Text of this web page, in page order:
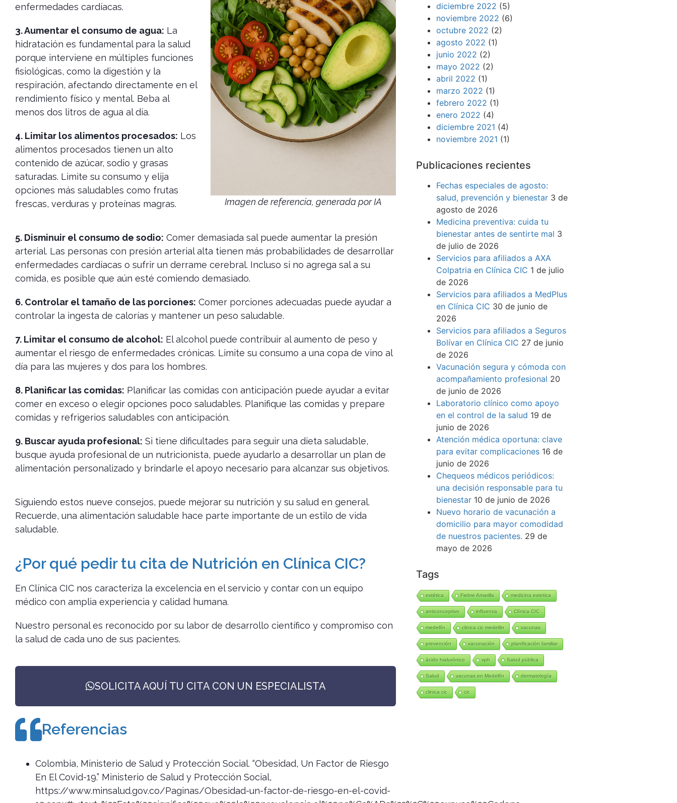
enfermedades cardíacas.
3. Aumentar el consumo de agua: La
hidratación es fundamental para la salud
porque interviene en múltiples funciones
fisiológicas, como la digestión y la
respiración, afectando directamente en el
rendimiento físico y mental. Beba al
menos dos litros de agua al día.
4. Limitar los alimentos procesados: Los
alimentos procesados ​​tienen un alto
contenido de azúcar, sodio y grasas
saturadas. Limite su consumo y elija
opciones más saludables como frutas
frescas, verduras y proteínas magras.
Imagen de referencia, generada por IA
5. Disminuir el consumo de sodio: Comer demasiada sal puede aumentar la presión
arterial. Las personas con presión arterial alta tienen más probabilidades de desarrollar
enfermedades cardíacas o sufrir un derrame cerebral. Incluso si no agrega sal a su
comida, es posible que aún esté comiendo demasiado.
6. Controlar el tamaño de las porciones: Comer porciones adecuadas puede ayudar a
controlar la ingesta de calorías y mantener un peso saludable.
7. Limitar el consumo de alcohol: El alcohol puede contribuir al aumento de peso y
aumentar el riesgo de enfermedades crónicas. Limite su consumo a una copa de vino al
día para las mujeres y dos para los hombres.
8. Planificar las comidas: Planificar las comidas con anticipación puede ayudar a evitar
comer en exceso o elegir opciones poco saludables. Planifique las comidas y prepare
comidas y refrigerios saludables con anticipación.
9. Buscar ayuda profesional: Si tiene dificultades para seguir una dieta saludable,
busque ayuda profesional de un nutricionista, puede ayudarlo a desarrollar un plan de
alimentación personalizado y brindarle el apoyo necesario para alcanzar sus objetivos.
Siguiendo estos nueve consejos, puede mejorar su nutrición y su salud en general.
Recuerde, una alimentación saludable hace parte importante de un estilo de vida
saludable.
¿Por qué pedir tu cita de Nutrición en Clínica CIC?
En Clínica CIC nos caracteriza la excelencia en el servicio y contar con un equipo
médico con amplia experiencia y calidad humana.
Nuestro personal es reconocido por su labor de desarrollo científico y compromiso con
la salud de cada uno de sus pacientes.
SOLICITA AQUÍ TU CITA CON UN ESPECIALISTA
Referencias
Colombia, Ministerio de Salud y Protección Social. “Obesidad, Un Factor de Riesgo
En El Covid-19.” Ministerio de Salud y Protección Social,
https://www.minsalud.gov.co/Paginas/Obesidad-un-factor-de-riesgo-en-el-covid-
diciembre 2022 (5)
noviembre 2022 (6)
octubre 2022 (2)
agosto 2022 (1)
junio 2022 (2)
mayo 2022 (2)
abril 2022 (1)
marzo 2022 (1)
febrero 2022 (1)
enero 2022 (4)
diciembre 2021 (4)
noviembre 2021 (1)
Publicaciones recientes
Fechas especiales de agosto:
salud, prevención y bienestar 3 de
agosto de 2026
Medicina preventiva: cuida tu
bienestar antes de sentirte mal 3
de julio de 2026
Servicios para afiliados a AXA
Colpatria en Clínica CIC 1 de julio
de 2026
Servicios para afiliados a MedPlus
en Clínica CIC 30 de junio de
2026
Servicios para afiliados a Seguros
Bolívar en Clínica CIC 27 de junio
de 2026
Vacunación segura y cómoda con
acompañamiento profesional 20
de junio de 2026
Laboratorio clínico como apoyo
en el control de la salud 19 de
junio de 2026
Atención médica oportuna: clave
para evitar complicaciones 16 de
junio de 2026
Chequeos médicos periódicos:
una decisión responsable para tu
bienestar 10 de junio de 2026
Nuevo horario de vacunación a
domicilio para mayor comodidad
de nuestros pacientes. 29 de
mayo de 2026
Tags
estética Fiebre Amarilla medicina estetica
anticonceptivo influenza Clínica CIC
medellín clinica cic medellin vacunas
prevención vacunación planificación familiar
ácido hialurónico vph Salud pública
Salud vacunas en Medellín dermatología
clinica cic cic